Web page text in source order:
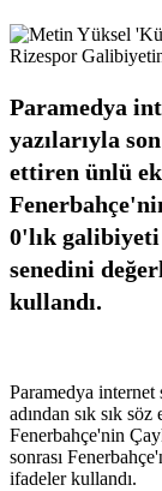
Paramedya
yazılarıyla
ettiren ünlü
0'lık galibiyeti
senedini
kullandı.
Paramedya internet
adından sık sık
Fenerbahçe'nin
sonrası
ifadeler kullandı.